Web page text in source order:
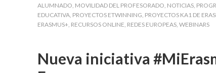
ALUMNADO, MOVILIDAD DEL PROFESORADO, NOTICIAS,
EDUCATIVA, PROYECTOS ETWINNING, PROYECTOS KA1 DE
ERASMUS+, RECURSOS ONLINE, REDES EUROPEAS, WEBINARS
Nueva iniciativa